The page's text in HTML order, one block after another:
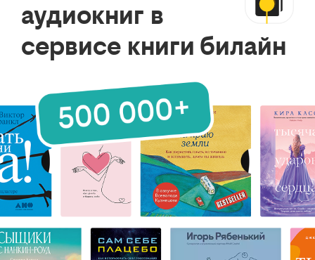
аудиокниг в
сервисе книги билайн